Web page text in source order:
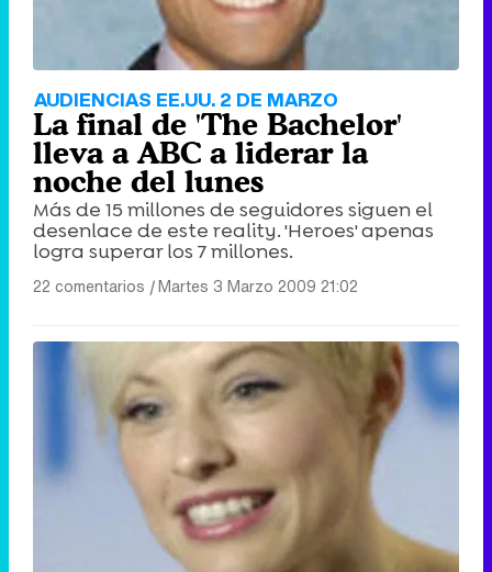
AUDIENCIAS EE.UU. 2 DE MARZO
La final de 'The Bachelor'
lleva a ABC a liderar la
noche del lunes
Más de 15 millones de seguidores siguen el
desenlace de este reality. 'Heroes' apenas
logra superar los 7 millones.
22 comentarios |Martes 3 Marzo 2009 21:02